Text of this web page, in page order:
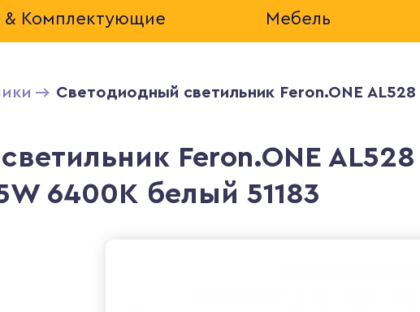
& Комплектующие Мебель
Светодиодный светильник Feron.ONE
Feron.ONE AL528
6400K белый 51183